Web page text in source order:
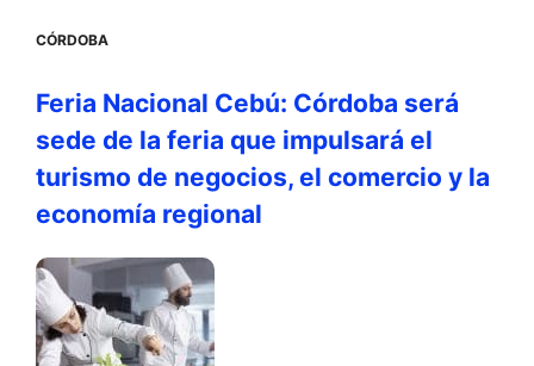
CÓRDOBA
Feria Nacional Cebú: Córdoba será
sede de la feria que impulsará el
turismo de negocios, el comercio y la
economía regional